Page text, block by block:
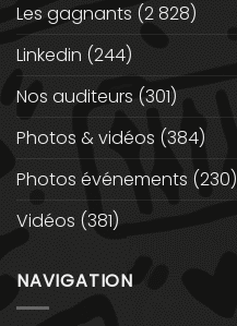
Les gagnants (2 828)
Linkedin (244)
Nos auditeurs (301)
Photos & vidéos (384)
Photos événements (230)
Vidéos (381)
NAVIGATION